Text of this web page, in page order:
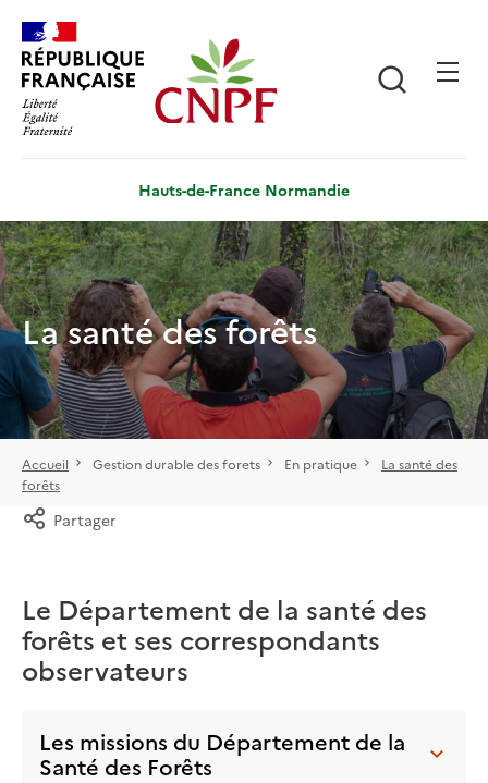
contenu
principal
Hauts-de-France Normandie
La santé des forêts
Accueil Gestion durable des forets En pratique
La santé des
forêts
Partager
Le Département de la santé des
forêts et ses correspondants
observateurs
Les missions du Département de la
Santé des Forêts